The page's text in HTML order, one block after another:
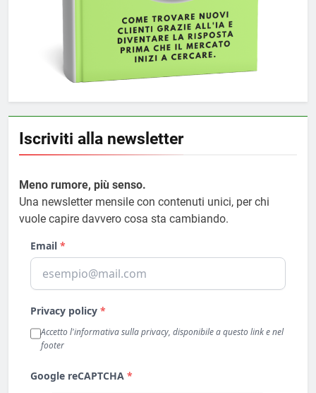
Iscriviti alla newsletter
Meno rumore, più senso.
Una newsletter mensile con contenuti unici, per chi
vuole capire davvero cosa sta cambiando.